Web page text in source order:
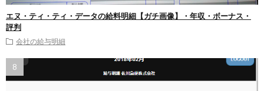
エヌ・ティ・ティ・データの給料明細【ガチ画像】・年収・ボーナス・
評判
会社の給与明細